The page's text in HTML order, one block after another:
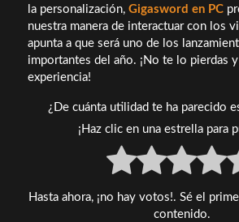
la personalización, Gigasword en PC
nuestra manera de interactuar con los
apunta a que será uno de los
importantes del año. ¡No te lo pierdas
experiencia!
¿De cuánta utilidad te ha parecido
¡Haz clic en una estrella para
Hasta ahora, ¡no hay votos!. Sé el
contenido.